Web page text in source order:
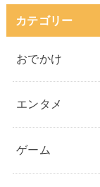
カテゴリー
おでかけ
エンタメ
ゲーム